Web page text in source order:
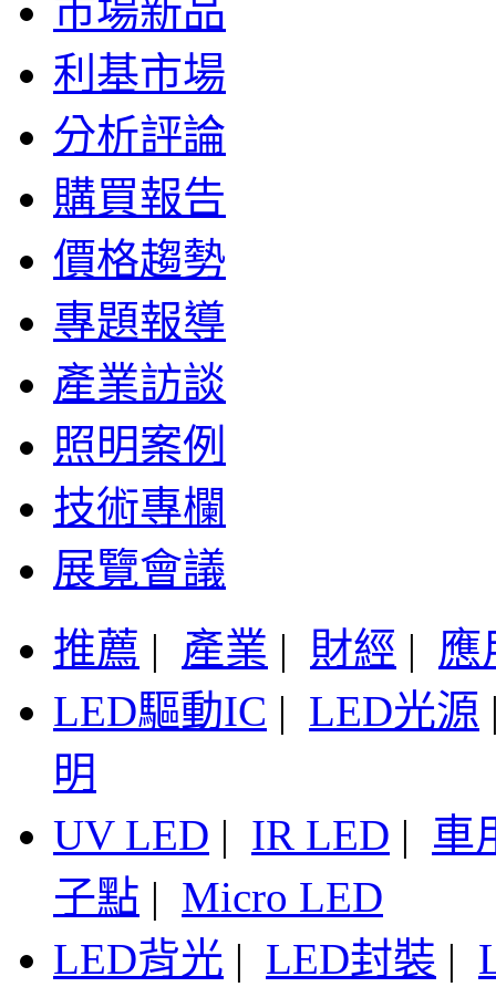
市場新品
利基市場
分析評論
購買報告
價格趨勢
專題報導
產業訪談
照明案例
技術專欄
展覽會議
推薦 | 產業 | 財經 | 應
LED驅動IC | LED光源
明
UV LED | IR LED | 車
子點 | Micro LED
LED背光 | LED封裝 |